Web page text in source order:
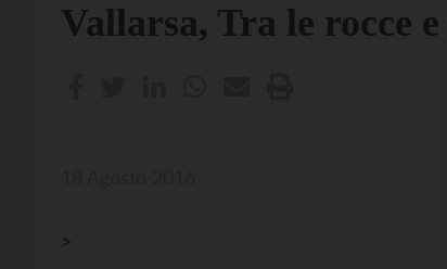
Vallarsa, Tra le rocce
>